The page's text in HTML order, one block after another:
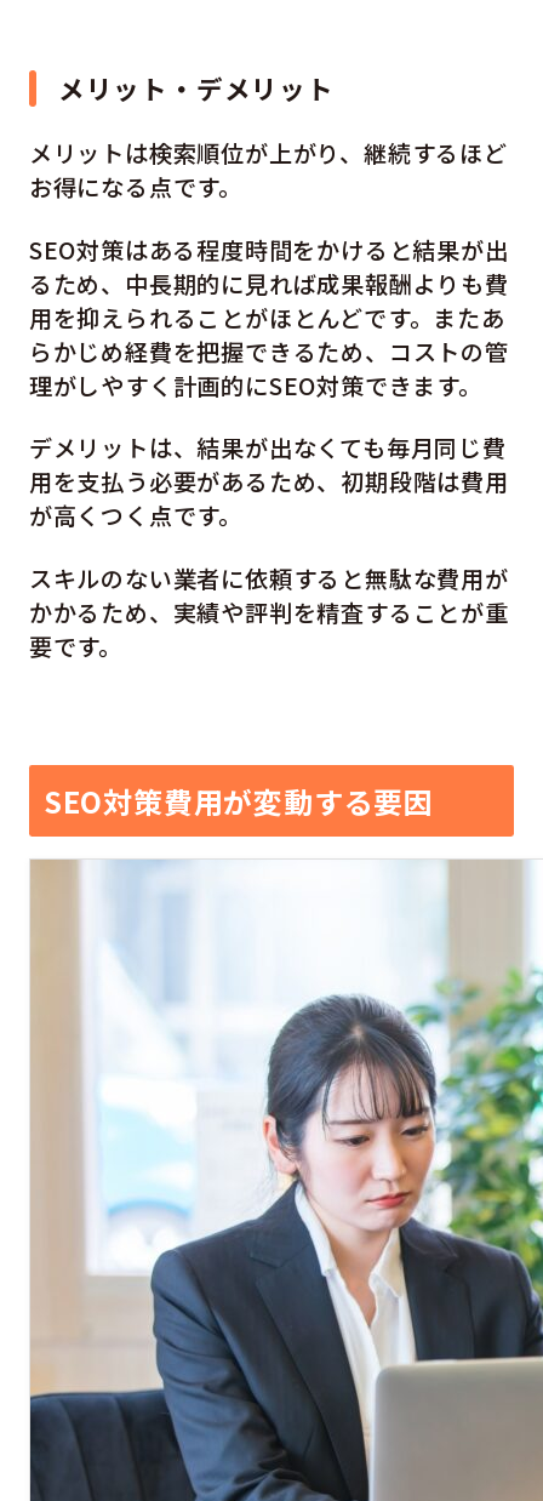
メリット・デメリット
メリットは検索順位が上がり、継続するほど
お得になる点です。
SEO対策はある程度時間をかけると結果が出
るため、中長期的に見れば成果報酬よりも費
用を抑えられることがほとんどです。またあ
らかじめ経費を把握できるため、コストの管
理がしやすく計画的にSEO対策できます。
デメリットは、結果が出なくても毎月同じ費
用を支払う必要があるため、初期段階は費用
が高くつく点です。
スキルのない業者に依頼すると無駄な費用が
かかるため、実績や評判を精査することが重
要です。
SEO対策費用が変動する要因